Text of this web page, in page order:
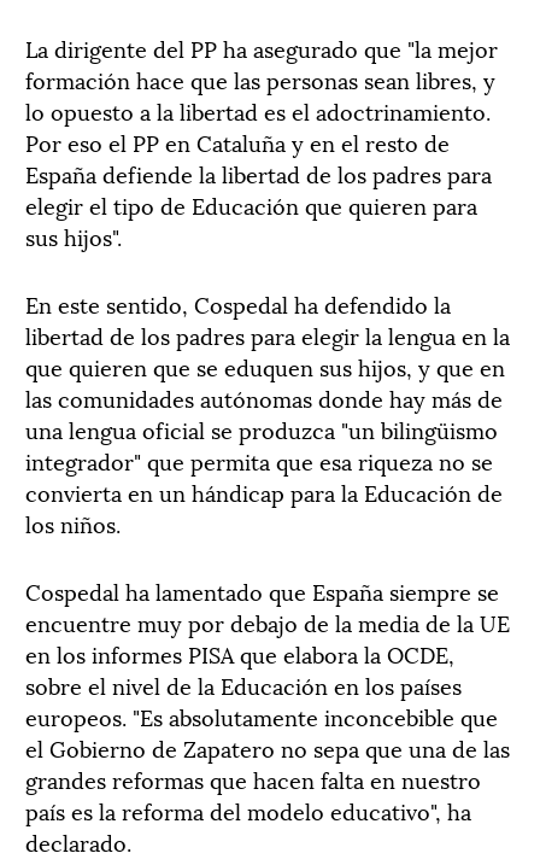
La dirigente del PP ha asegurado que "la mejor
formación hace que las personas sean libres, y
lo opuesto a la libertad es el adoctrinamiento.
Por eso el PP en Cataluña y en el resto de
España defiende la libertad de los padres para
elegir el tipo de Educación que quieren para
sus hijos".
En este sentido, Cospedal ha defendido la
libertad de los padres para elegir la lengua en la
que quieren que se eduquen sus hijos, y que en
las comunidades autónomas donde hay más de
una lengua oficial se produzca "un bilingüismo
integrador" que permita que esa riqueza no se
convierta en un hándicap para la Educación de
los niños.
Cospedal ha lamentado que España siempre se
encuentre muy por debajo de la media de la UE
en los informes PISA que elabora la OCDE,
sobre el nivel de la Educación en los países
europeos. "Es absolutamente inconcebible que
el Gobierno de Zapatero no sepa que una de las
grandes reformas que hacen falta en nuestro
país es la reforma del modelo educativo", ha
declarado.